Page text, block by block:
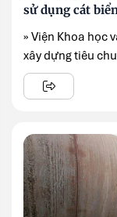
sử dụng cát
» Viện Khoa học
xây dựng tiêu